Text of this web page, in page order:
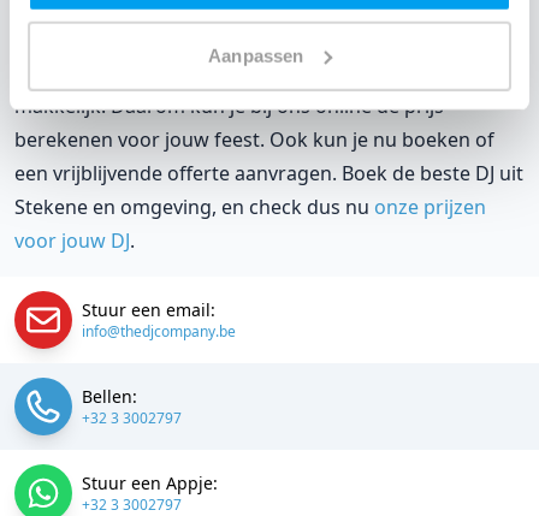
Aanpassen
natuurlijk weten wat het kost.
DJ boeken uit Oost-Vlaanderen
makkelijk. Daarom kun je bij ons online de prijs
berekenen voor jouw feest. Ook kun je nu boeken of
een vrijblijvende offerte aanvragen. Boek de beste DJ uit
Stekene en omgeving, en check dus nu onze prijzen
voor jouw DJ.
Stuur een email:
info@thedjcompany.be
Bellen:
+32 3 3002797
Stuur een Appje:
+32 3 3002797